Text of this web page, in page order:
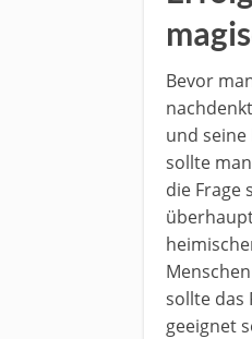
Bevor
und
sollte
die Frage
sollte
geeignet